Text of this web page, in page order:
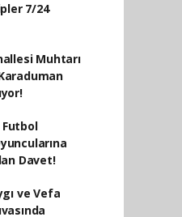
7/24
Muhtarı
Davet!
ve Vefa